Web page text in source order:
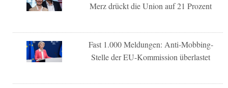
Merz drückt die Union auf 21 Prozent
Fast 1.000 Meldungen: Anti-Mobbing-
Stelle der EU-Kommission überlastet